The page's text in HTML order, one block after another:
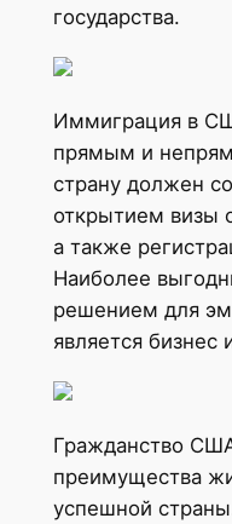
государства.
Иммиграция в
прямым и
страну должен
открытием визы
а также
Наиболее
решением для
является бизнес
Гражданство
преимущества
успешной